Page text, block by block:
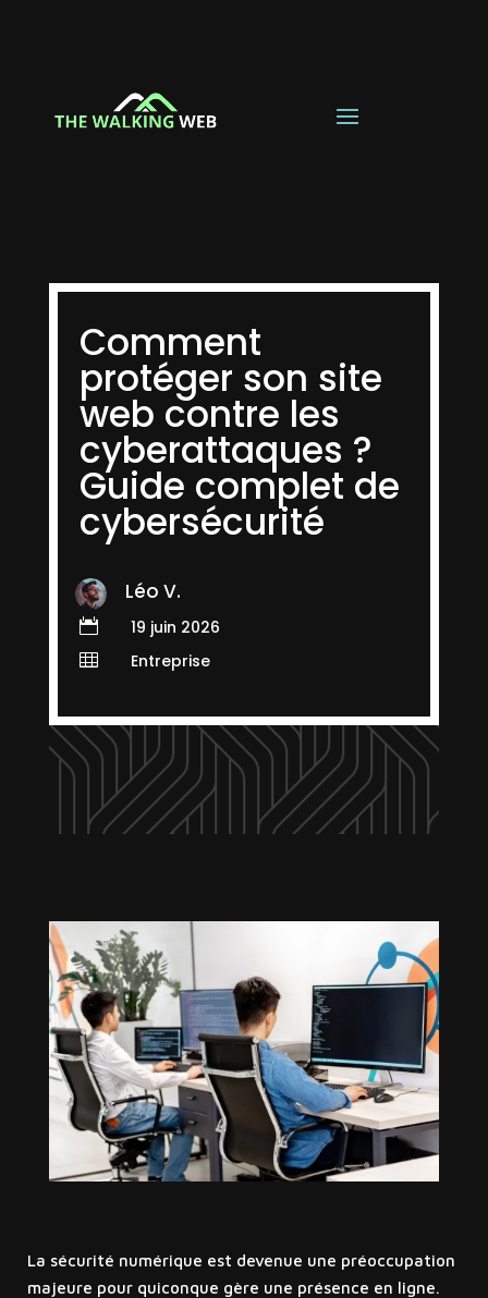
Comment
protéger son site
web contre les
cyberattaques ?
Guide complet de
cybersécurité
Léo V.
 19 juin 2026
 Entreprise
La sécurité numérique est devenue une préoccupation
majeure pour quiconque gère une présence en ligne.